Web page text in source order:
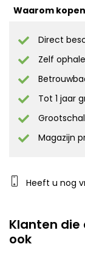
Waarom
Direct
Zelf
Tot 1 jaar
Magazijn
Heeft u nog
Klanten
ook